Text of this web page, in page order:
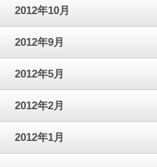
2012年10月
2012年9月
2012年5月
2012年2月
2012年1月